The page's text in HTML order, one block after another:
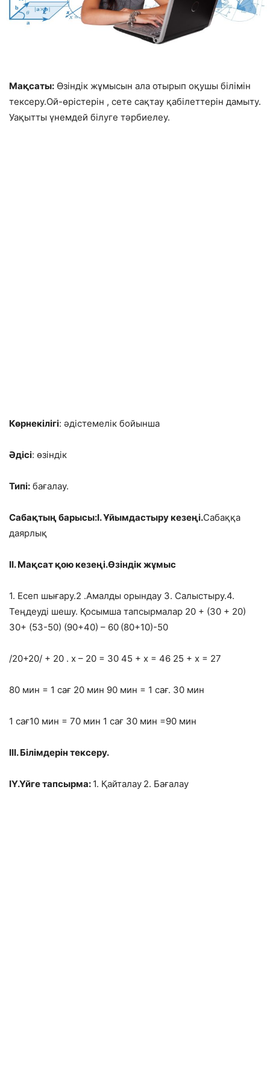
Мақсаты: Өзіндік жұмысын ала отырып оқушы білімін
тексеру.Ой-өрістерін , сете сақтау қабілеттерін дамыту.
Уақытты үнемдей білуге тәрбиелеу.
Көрнекілігі: әдістемелік бойынша
Әдісі: өзіндік
Типі: бағалау.
Сабақтың барысы:І. Ұйымдастыру кезеңі.Сабаққа
даярлық
ІІ. Мақсат қою кезеңі.Өзіндік жұмыс
1. Есеп шығару.2 .Амалды орындау 3. Салыстыру.4.
Теңдеуді шешу. Қосымша тапсырмалар 20 + (30 + 20)
30+ (53-50) (90+40) – 60 (80+10)-50
/20+20/ + 20 . х – 20 = 30 45 + х = 46 25 + х = 27
80 мин = 1 сағ 20 мин 90 мин = 1 сағ. 30 мин
1 сағ10 мин = 70 мин 1 сағ 30 мин =90 мин
ІІІ. Білімдерін тексеру.
ІҮ.Үйге тапсырма: 1. Қайталау 2. Бағалау